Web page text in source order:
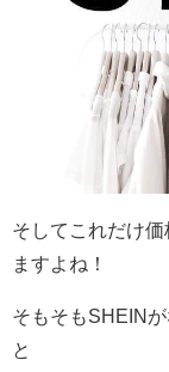
そしてこれだけ
ますよね！
そもそもSHEIN
と